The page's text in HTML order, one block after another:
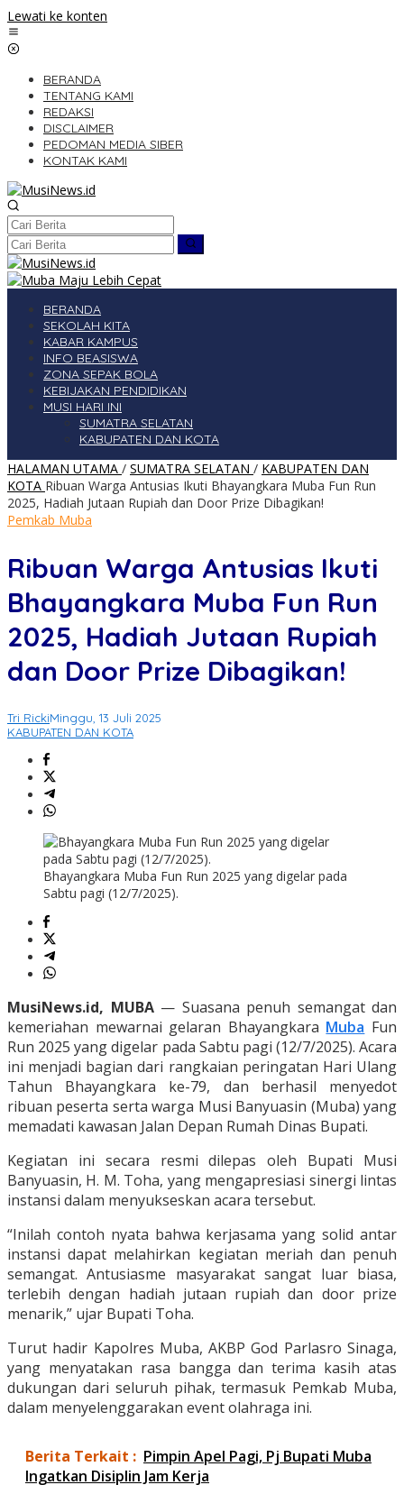
Lewati ke konten
BERANDA
TENTANG KAMI
REDAKSI
DISCLAIMER
PEDOMAN MEDIA SIBER
KONTAK KAMI
BERANDA
SEKOLAH KITA
KABAR KAMPUS
INFO BEASISWA
ZONA SEPAK BOLA
KEBIJAKAN PENDIDIKAN
MUSI HARI INI
SUMATRA SELATAN
KABUPATEN DAN KOTA
HALAMAN UTAMA / SUMATRA SELATAN / KABUPATEN DAN
KOTA Ribuan Warga Antusias Ikuti Bhayangkara Muba Fun Run
2025, Hadiah Jutaan Rupiah dan Door Prize Dibagikan!
Pemkab Muba
Ribuan Warga Antusias Ikuti
Bhayangkara Muba Fun Run
2025, Hadiah Jutaan Rupiah
dan Door Prize Dibagikan!
Tri RickiMinggu, 13 Juli 2025
KABUPATEN DAN KOTA
Bhayangkara Muba Fun Run 2025 yang digelar pada
Sabtu pagi (12/7/2025).
MusiNews.id, MUBA— Suasana penuh semangat dan
kemeriahan mewarnai gelaran Bhayangkara Muba Fun
Run 2025 yang digelar pada Sabtu pagi (12/7/2025). Acara
ini menjadi bagian dari rangkaian peringatan Hari Ulang
Tahun Bhayangkara ke-79, dan berhasil menyedot
ribuan peserta serta warga Musi Banyuasin (Muba) yang
memadati kawasan Jalan Depan Rumah Dinas Bupati.
Kegiatan ini secara resmi dilepas oleh Bupati Musi
Banyuasin, H. M. Toha, yang mengapresiasi sinergi lintas
instansi dalam menyukseskan acara tersebut.
“Inilah contoh nyata bahwa kerjasama yang solid antar
instansi dapat melahirkan kegiatan meriah dan penuh
semangat. Antusiasme masyarakat sangat luar biasa,
terlebih dengan hadiah jutaan rupiah dan door prize
menarik,” ujar Bupati Toha.
Turut hadir Kapolres Muba, AKBP God Parlasro Sinaga,
yang menyatakan rasa bangga dan terima kasih atas
dukungan dari seluruh pihak, termasuk Pemkab Muba,
dalam menyelenggarakan event olahraga ini.
Berita Terkait : Pimpin Apel Pagi, Pj Bupati Muba
Ingatkan Disiplin Jam Kerja